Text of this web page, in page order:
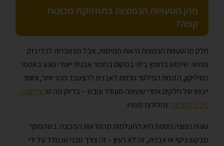
מהן הטעויות הנפוצות בתחזוקת מכונות
קפה?
חלק מהטעויות הנפוצות נראות תמימות, אבל מצטברות לכדי נזק
ממשי. שימוש בחומץ ביתי במקום בחומר אבנית ייעודי פוגע באטמי
הסיליקון, הזנחת הפילטר גורמת לאבנית להצטבר מהר יותר, וחוסר
ייבוש של חלקים אחרי שטיפה מעודד עובש – בדיוק מה שהנחיות ה-
CDC להיגיינה
מזהירות מפניו.
טעות נפוצה נוספת היא התעלמות מהתראות המכונה. כשהמסך
מבקש ניקוי או אבנית, זה לא רעיון – זה צורך טכני שנמדד על ידי